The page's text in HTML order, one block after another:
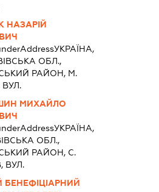
НАЗАРІЙ
УКРАЇНА,
ОБЛ.,
РАЙОН, М.
МИХАЙЛО
УКРАЇНА,
ОБЛ.,
РАЙОН, С.
ВУЛ.
БЕНЕФІЦІАРНИЙ